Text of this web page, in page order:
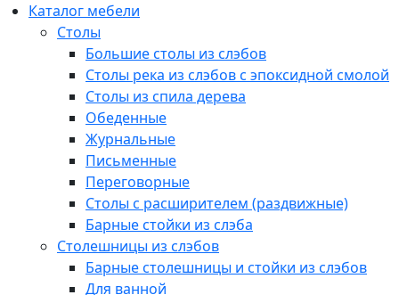
Каталог мебели
Столы
Большие столы из слэбов
Столы река из слэбов с эпоксидной смолой
Столы из спила дерева
Обеденные
Журнальные
Письменные
Переговорные
Столы с расширителем (раздвижные)
Барные стойки из слэба
Столешницы из слэбов
Барные столешницы и стойки из слэбов
Для ванной